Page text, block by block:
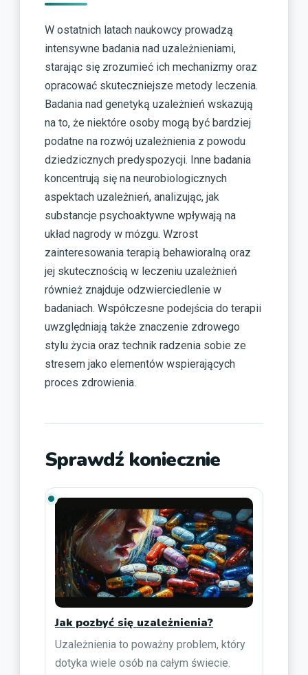
W ostatnich latach naukowcy prowadzą
intensywne badania nad uzależnieniami,
starając się zrozumieć ich mechanizmy oraz
opracować skuteczniejsze metody leczenia.
Badania nad genetyką uzależnień wskazują
na to, że niektóre osoby mogą być bardziej
podatne na rozwój uzależnienia z powodu
dziedzicznych predyspozycji. Inne badania
koncentrują się na neurobiologicznych
aspektach uzależnień, analizując, jak
substancje psychoaktywne wpływają na
układ nagrody w mózgu. Wzrost
zainteresowania terapią behawioralną oraz
jej skutecznością w leczeniu uzależnień
również znajduje odzwierciedlenie w
badaniach. Współczesne podejścia do terapii
uwzględniają także znaczenie zdrowego
stylu życia oraz technik radzenia sobie ze
stresem jako elementów wspierających
proces zdrowienia.
Sprawdź koniecznie
Jak pozbyć się uzależnienia?
Uzależnienia to poważny problem, który
dotyka wiele osób na całym świecie.